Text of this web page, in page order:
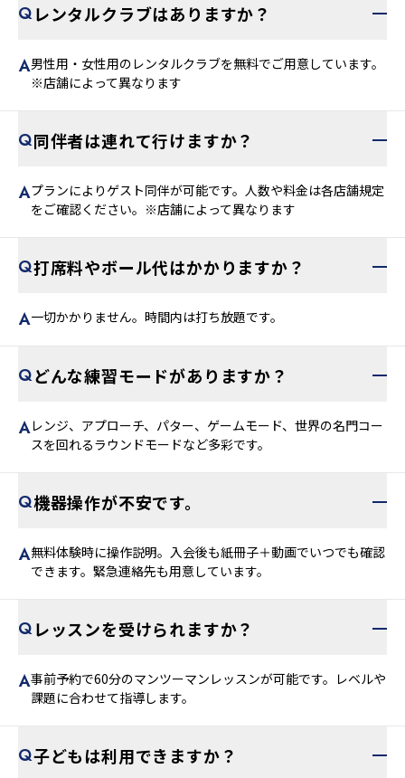
レンタルクラブはありますか？
男性用・女性用のレンタルクラブを無料でご用意しています。
※店舗によって異なります
同伴者は連れて行けますか？
プランによりゲスト同伴が可能です。人数や料金は各店舗規定
をご確認ください。※店舗によって異なります
打席料やボール代はかかりますか？
一切かかりません。時間内は打ち放題です。
どんな練習モードがありますか？
レンジ、アプローチ、パター、ゲームモード、世界の名門コー
スを回れるラウンドモードなど多彩です。
機器操作が不安です。
無料体験時に操作説明。入会後も紙冊子＋動画でいつでも確認
できます。緊急連絡先も用意しています。
レッスンを受けられますか？
事前予約で60分のマンツーマンレッスンが可能です。レベルや
課題に合わせて指導します。
子どもは利用できますか？